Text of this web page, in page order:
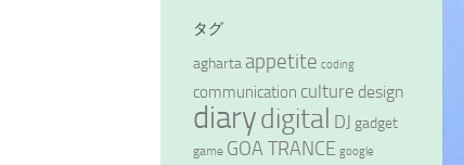
タグ
agharta appetite coding
communication culture design
diarydigital DJ gadget
game GOA TRANCE google